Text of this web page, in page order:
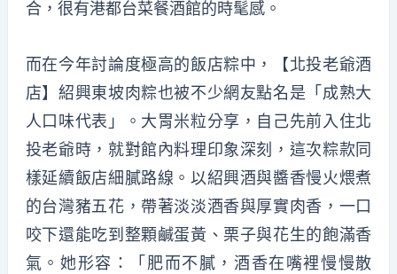
合，很有港都台菜餐酒館的時髦感。
而在今年討論度極高的飯店粽中，
【北投老爺酒
店】紹興東坡肉粽也被不少網友點名是「成熟大
人口味代表」。大胃米粒分享，自己先前入住北
投老爺時，就對館內料理印象深刻，這次粽款同
樣延續飯店細膩路線。以紹興酒與醬香慢火煨煮
的台灣豬五花，帶著淡淡酒香與厚實肉香，一口
咬下還能吃到整顆鹹蛋黃、栗子與花生的飽滿香
氣。她形容：「 肥而不膩，酒香在嘴裡慢慢散